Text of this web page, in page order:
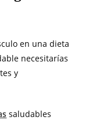
en una dieta
necesitarías
y
saludables